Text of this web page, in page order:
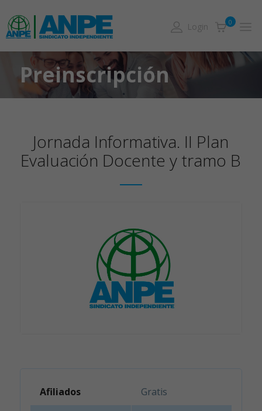
0
Login
Preinscripción
Jornada Informativa. II Plan
Evaluación Docente y tramo B
Afiliados Gratis